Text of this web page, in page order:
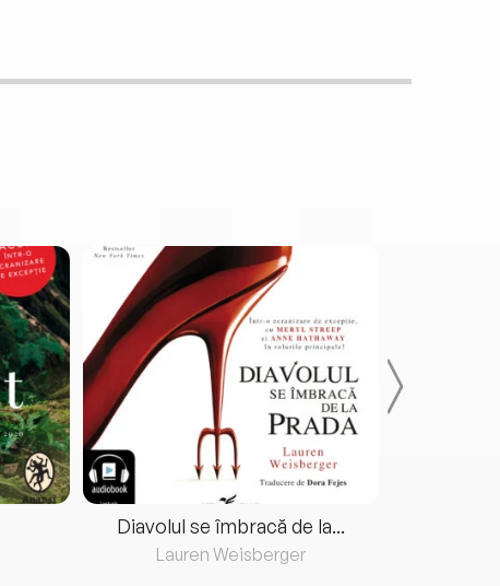
Diavolul se îmbracă de la...
Lauren Weisberger